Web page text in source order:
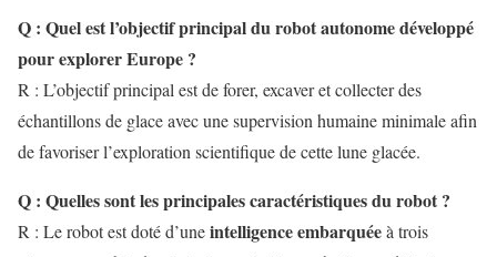
Q : Quel est l’objectif principal du robot autonome développé
pour explorer Europe ?
R : L’objectif principal est de forer, excaver et collecter des
échantillons de glace avec une supervision humaine minimale afin
de favoriser l’exploration scientifique de cette lune glacée.
Q : Quelles sont les principales caractéristiques du robot ?
R : Le robot est doté d’uneintelligence embarquéeà trois